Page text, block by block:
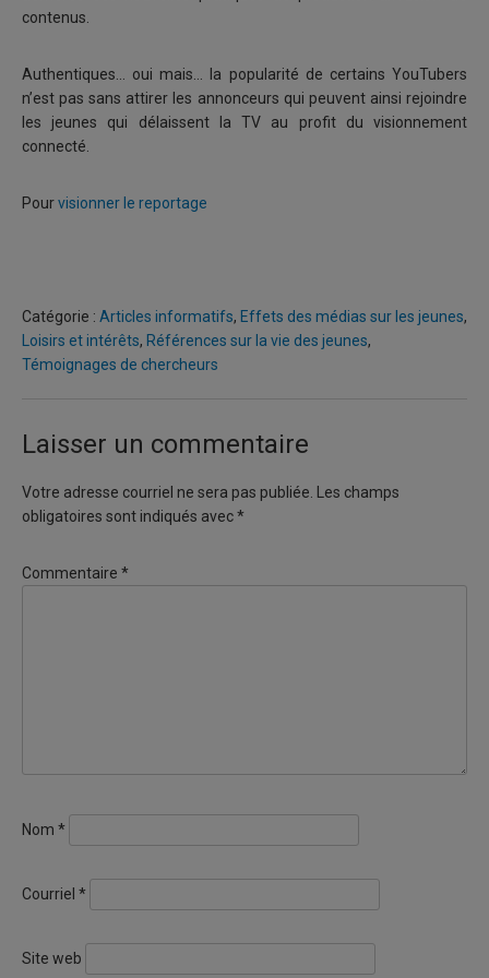
contenus.
Authentiques… oui mais… la popularité de certains YouTubers
n’est pas sans attirer les annonceurs qui peuvent ainsi rejoindre
les jeunes qui délaissent la TV au profit du visionnement
connecté.
Pourvisionner le reportage
Catégorie : Articles informatifs, Effets des médias sur les jeunes,
Loisirs et intérêts, Références sur la vie des jeunes,
Témoignages de chercheurs
Laisser un commentaire
Votre adresse courriel ne sera pas publiée.
Les champs
obligatoires sont indiqués avec*
Commentaire *
Nom *
Courriel *
Site web